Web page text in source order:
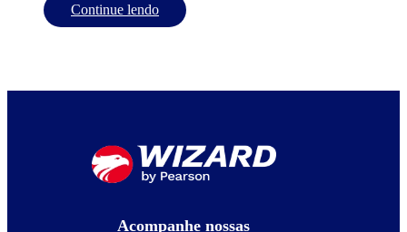
Continue lendo
Acompanhe nossas